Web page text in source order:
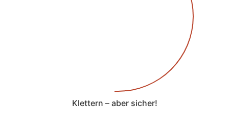
Klettern – aber sicher!